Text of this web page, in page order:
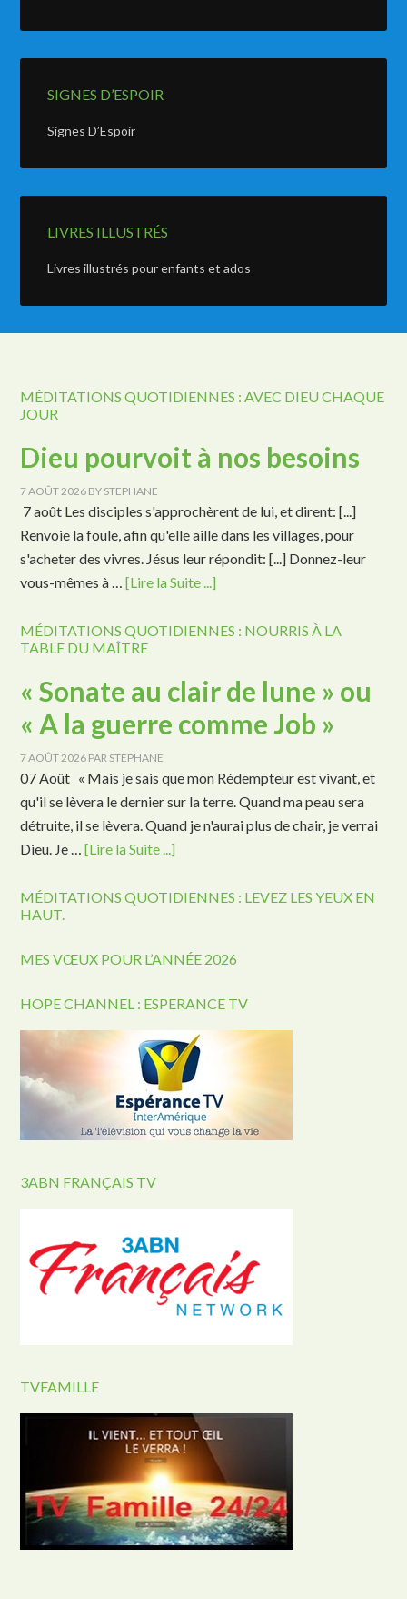
SIGNES D’ESPOIR
Signes D’Espoir
LIVRES ILLUSTRÉS
Livres illustrés pour enfants et ados
MÉDITATIONS QUOTIDIENNES : AVEC DIEU CHAQUE
JOUR
Dieu pourvoit à nos besoins
7 AOÛT 2026 BY STEPHANE
7 août Les disciples s'approchèrent de lui, et dirent: [...]
Renvoie la foule, afin qu'elle aille dans les villages, pour
s'acheter des vivres. Jésus leur répondit: [...] Donnez-leur
vous-mêmes à …[Lire la Suite ...]
MÉDITATIONS QUOTIDIENNES : NOURRIS À LA
TABLE DU MAÎTRE
« Sonate au clair de lune » ou
« A la guerre comme Job »
7 AOÛT 2026 PAR STEPHANE
07 Août « Mais je sais que mon Rédempteur est vivant, et
qu'il se lèvera le dernier sur la terre. Quand ma peau sera
détruite, il se lèvera. Quand je n'aurai plus de chair, je verrai
Dieu. Je …[Lire la Suite ...]
MÉDITATIONS QUOTIDIENNES : LEVEZ LES YEUX EN
HAUT.
MES VŒUX POUR L’ANNÉE 2026
HOPE CHANNEL : ESPERANCE TV
3ABN FRANÇAIS TV
TVFAMILLE